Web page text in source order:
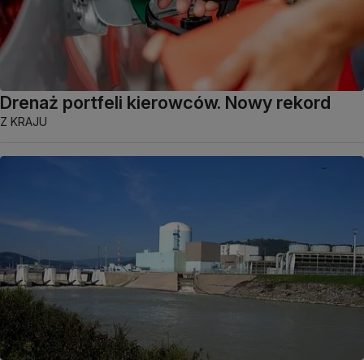
Drenaż portfeli kierowców. Nowy rekord
Z KRAJU